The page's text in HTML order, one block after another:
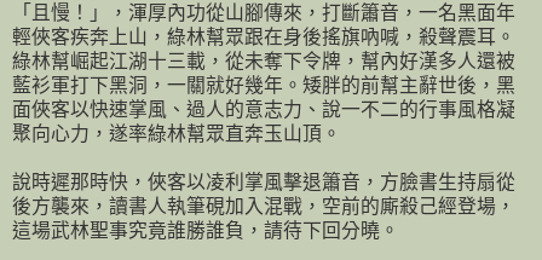
「且慢！」，渾厚內功從山腳傳來，打斷簫音，一名黑面年
輕俠客疾奔上山，綠林幫眾跟在身後搖旗吶喊，殺聲震耳。
綠林幫崛起江湖十三載，從未奪下令牌，幫內好漢多人還被
藍衫軍打下黑洞，一關就好幾年。矮胖的前幫主辭世後，黑
面俠客以快速掌風、過人的意志力、說一不二的行事風格凝
聚向心力，遂率綠林幫眾直奔玉山頂。
說時遲那時快，俠客以凌利掌風擊退簫音，方臉書生持扇從
後方襲來，讀書人執筆硯加入混戰，空前的廝殺己經登場，
這場武林聖事究竟誰勝誰負，請待下回分曉。